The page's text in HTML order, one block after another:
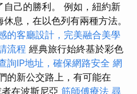
己的勝利。 例如，紐約新
息，在以色列有兩種方法。
的客廳設計，完美融合美學
流程 經典旅行始終基於彩色
詢IP地址，確保網路安全 網
的新公交路上，有可能在
在波斯尼亞 筋師傅療法 尋